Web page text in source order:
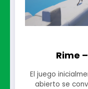
Rime
El juego
abierto se